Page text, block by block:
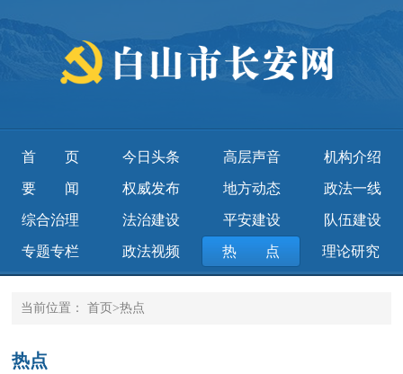
首页 今日头条 高层声音 机构介绍
要闻 权威发布 地方动态 政法一线
综合治理 法治建设 平安建设 队伍建设
专题专栏 政法视频 热点 理论研究
当前位置：首页>热点
热点